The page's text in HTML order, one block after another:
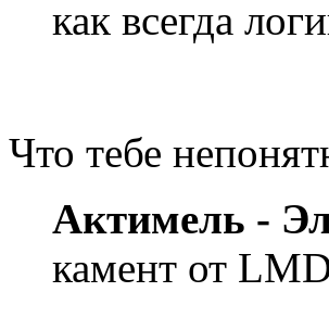
как всегда
Что тебе
Актимель -
камент от